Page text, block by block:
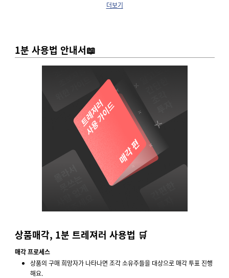
더보기
1분 사용법 안내서📖
상품매각, 1분 트레져러 사용법 🛒
매각 프로세스
상품의 구매 희망자가 나타나면 조각 소유주들을 대상으로 매각 투표 진행
해요.